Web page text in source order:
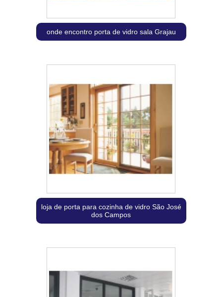
onde encontro porta de vidro sala Grajau
loja de porta para cozinha de vidro São José
dos Campos